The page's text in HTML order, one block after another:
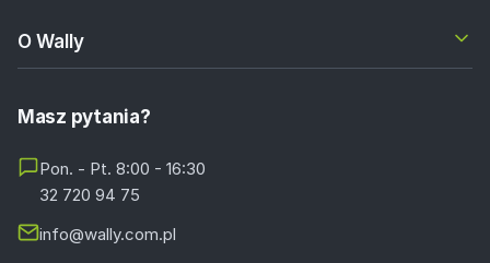
O Wally
Masz pytania?
Pon. - Pt. 8:00 - 16:30
32 720 94 75
info@wally.com.pl